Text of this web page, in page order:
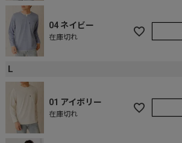
04 ネイビー
在庫切れ
L
01 アイボリー
在庫切れ